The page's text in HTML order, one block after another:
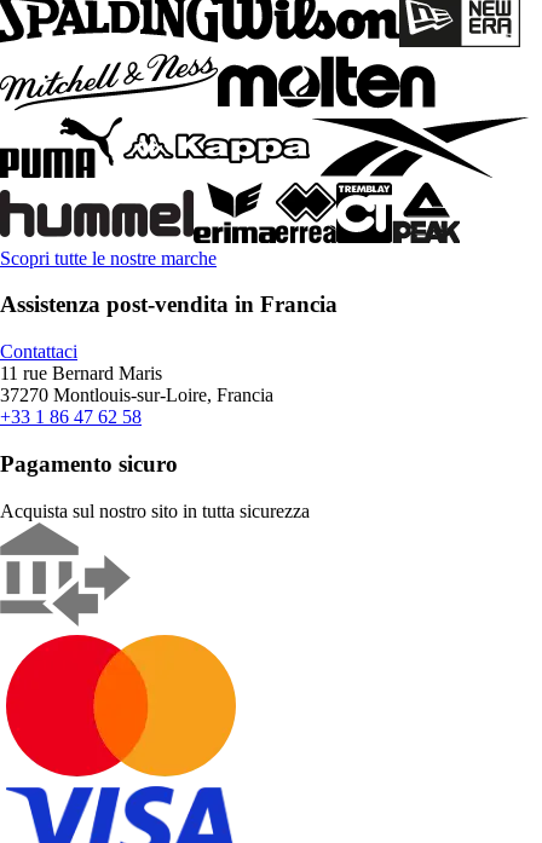
Scopri tutte le nostre marche
Assistenza post-vendita in Francia
Contattaci
11 rue Bernard Maris
37270 Montlouis-sur-Loire, Francia
+33 1 86 47 62 58
Pagamento sicuro
Acquista sul nostro sito in tutta sicurezza